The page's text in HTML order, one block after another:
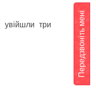
Передзвоніть мені
увійшли три